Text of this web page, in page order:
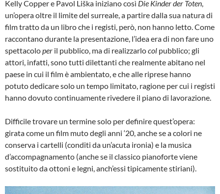
Kelly Copper e Pavol Liška iniziano così Die Kinder der Toten,
un’opera oltre il limite del surreale, a partire dalla sua natura di
film tratto da un libro che i registi, però, non hanno letto. Come
raccontano durante la presentazione, l’idea era di non fare uno
spettacoloper il pubblico, ma di realizzarlocol pubblico; gli
attori, infatti, sono tutti dilettanti che realmente abitano nel
paese in cui il film è ambientato, e che alle riprese hanno
potuto dedicare solo un tempo limitato, ragione per cui i registi
hanno dovuto continuamente rivedere il piano di lavorazione.
Difficile trovare un termine solo per definire quest’opera:
girata come un film muto degli anni ‘20, anche se a colori ne
conserva i cartelli (conditi da un’acuta ironia) e la musica
d’accompagnamento (anche se il classico pianoforte viene
sostituito da ottoni e legni, anch’essi tipicamente stiriani).